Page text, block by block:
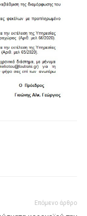
Επόμενο άρθρο